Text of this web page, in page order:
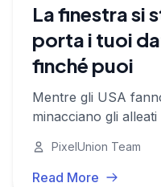
La finestra si
porta i tuoi
finché puoi
Mentre gli USA
minacciano gli
americani non sono
privacy: sono un
PixelUnion Team
Read More